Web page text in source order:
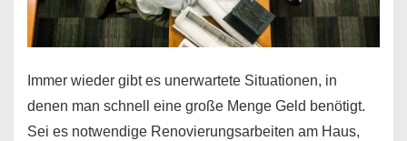
Immer wieder gibt es unerwartete Situationen, in
denen man schnell eine große Menge Geld benötigt.
Sei es notwendige Renovierungsarbeiten am Haus,